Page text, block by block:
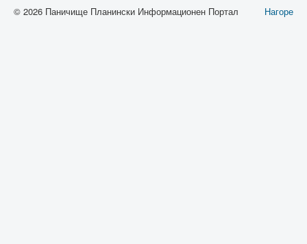
Нагоре
© 2026 Паничище Планински Информационен Портал